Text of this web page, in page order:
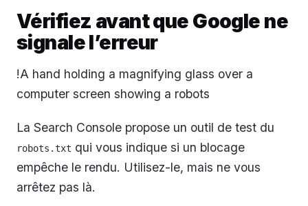
Vérifiez avant que Google ne
signale l’erreur
!A hand holding a magnifying glass over a
computer screen showing a robots
La Search Console propose un outil de test du
robots.txt qui vous indique si un blocage
empêche le rendu. Utilisez-le, mais ne vous
arrêtez pas là.